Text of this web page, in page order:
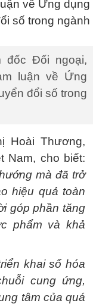
đốc Đối ngoại,
luận về Ứng
đổi số trong
Hoài Thương,
Nam, cho biết:
mà đã trở
hiệu quả toàn
góp phần tăng
phẩm và khả
khai số hóa
cung ứng,
tâm của quá